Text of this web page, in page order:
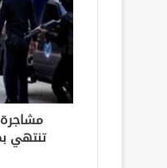
ل
ت
و
ن
مشاجرة
تنتهي